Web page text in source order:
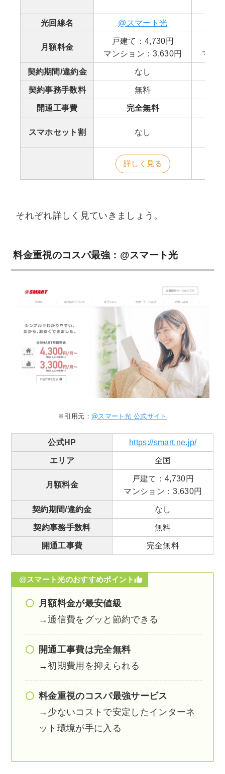
光回線名 @スマート光
月額料金
戸建て：4,730円
マンション：3,630円
マン
契約期間/違約金
なし
契約事務手数料
無料
開通工事費
完全無料
スマホセット割 なし
詳しく見る
それぞれ詳しく見ていきましょう。
料金重視のコスパ最強：@スマート光
※引用元： @スマート光 公式サイト
公式HP
https://smart.ne.jp/
エリア
全国
月額料金
戸建て：4,730円
マンション：3,630円
契約期間/違約金
なし
契約事務手数料
無料
開通工事費
完全無料
@スマート光のおすすめポイント
月額料金が最安値級
→通信費をグッと節約できる
開通工事費は完全無料
→初期費用を抑えられる
料金重視のコスパ最強サービス
→少ないコストで安定したインターネ
ット環境が手に入る